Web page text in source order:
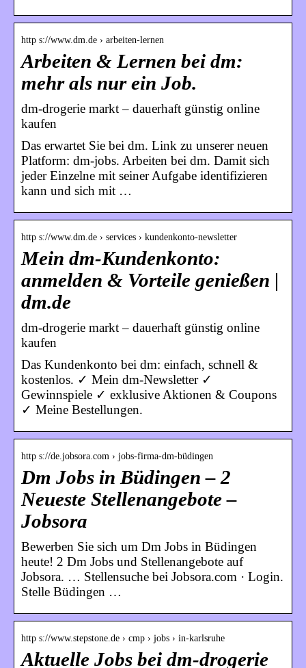
http s://www.dm.de › arbeiten-lernen
Arbeiten & Lernen bei dm:
mehr als nur ein Job.
dm-drogerie markt – dauerhaft günstig online
kaufen
Das erwartet Sie bei dm. Link zu unserer neuen
Platform: dm-jobs. Arbeiten bei dm. Damit sich
jeder Einzelne mit seiner Aufgabe identifizieren
kann und sich mit …
http s://www.dm.de › services › kundenkonto-newsletter
Mein dm-Kundenkonto:
anmelden & Vorteile genießen |
dm.de
dm-drogerie markt – dauerhaft günstig online
kaufen
Das Kundenkonto bei dm: einfach, schnell &
kostenlos. ✓ Mein dm-Newsletter ✓
Gewinnspiele ✓ exklusive Aktionen & Coupons
✓ Meine Bestellungen.
http s://de.jobsora.com › jobs-firma-dm-büdingen
Dm Jobs in Büdingen – 2
Neueste Stellenangebote –
Jobsora
Bewerben Sie sich um Dm Jobs in Büdingen
heute! 2 Dm Jobs und Stellenangebote auf
Jobsora. … Stellensuche bei Jobsora.com · Login.
Stelle Büdingen …
http s://www.stepstone.de › cmp › jobs › in-karlsruhe
Aktuelle Jobs bei dm-drogerie